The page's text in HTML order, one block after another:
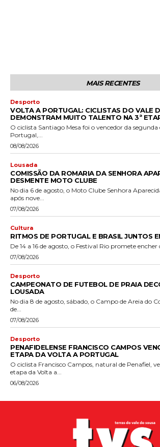
MAIS RECENTES
Desporto
VOLTA A PORTUGAL: CICLISTAS DO VALE
DEMONSTRAM MUITO TALENTO NA 3ª
O ciclista Santiago Mesa foi o vencedor da segunda
Portugal,...
08/08/2026
Lousada
COMISSÃO DA ROMARIA DA SENHORA
DESMENTE MOTO CLUBE
No dia 6 de agosto, o Moto Clube Senhora
após nove...
07/08/2026
Cultura
RITMOS DE PORTUGAL E BRASIL JUNTOS
De 14 a 16 de agosto, o Festival Rio promete encher
07/08/2026
Desporto
CAMPEONATO DE FUTEBOL DE PRAIA
LOUSADA
No dia 8 de agosto, sábado, o Campo de Areia do
de...
07/08/2026
Desporto
PENAFIDELENSE FRANCISCO CAMPOS
ETAPA DA VOLTA A PORTUGAL
O ciclista Francisco Campos, natural de Penafiel,
etapa da Volta a...
06/08/2026